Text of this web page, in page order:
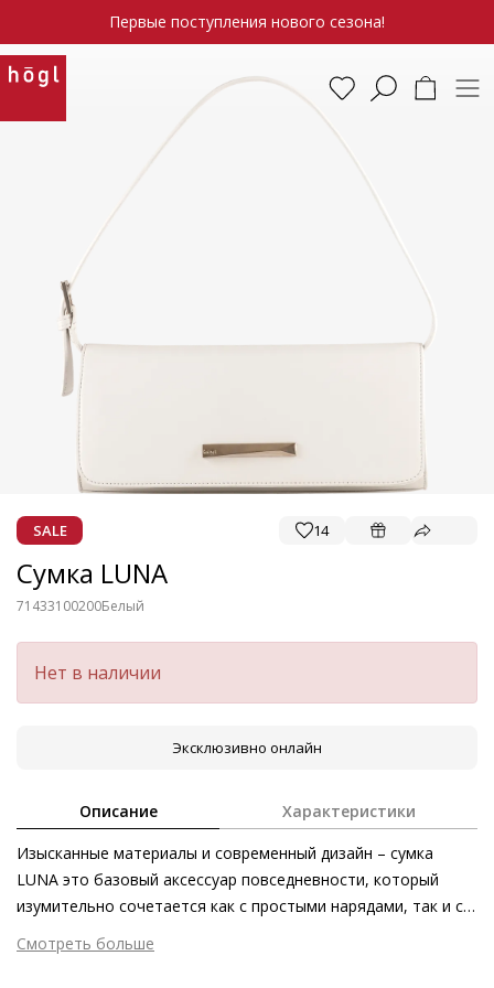
Первые поступления нового сезона!
SALE 14
Сумка LUNA
71433100200Белый
Нет в наличии
Эксклюзивно онлайн
Описание Характеристики
Изысканные материалы и современный дизайн – сумка
LUNA это базовый аксессуар повседневности, который
изумительно сочетается как с простыми нарядами, так и с
более элегантными образами. Гладкая кожа
первоклассного качества имеет приятную и невероятно
Смотреть больше